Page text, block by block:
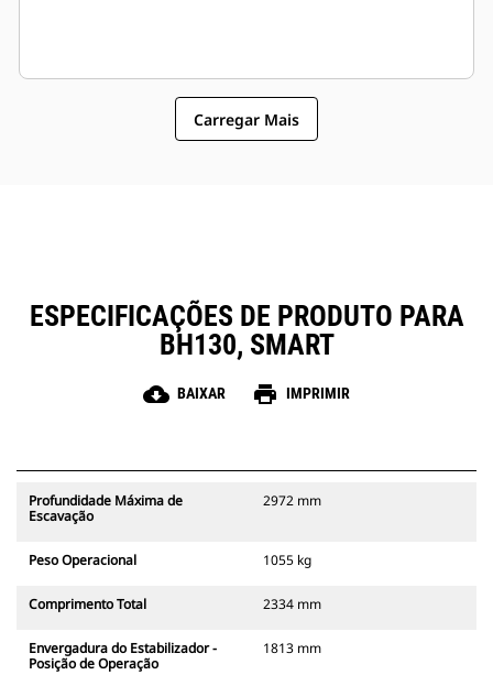
Carregar Mais
ESPECIFICAÇÕES DE PRODUTO PARA
BH130, SMART
cloud_download BAIXAR print IMPRIMIR
Profundidade Máxima de
Escavação
2972 mm
Peso Operacional 1055 kg
Comprimento Total 2334 mm
Envergadura do Estabilizador -
Posição de Operação
1813 mm